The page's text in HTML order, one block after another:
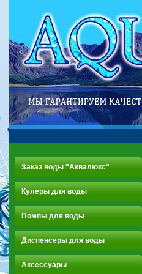
Заказ воды "Аквалюкс"
Кулеры для воды
Помпы для воды
Диспенсеры для воды
Аксессуары